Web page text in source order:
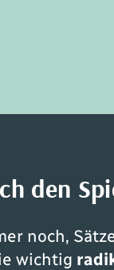
den
noch,
wichtig